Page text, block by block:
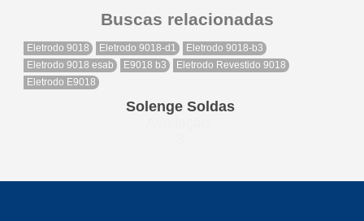
Buscas relacionadas
Eletrodo 9018 Eletrodo 9018-d1
Eletrodo 9018-b3
Eletrodo 9018 esab
E9018 b3
Eletrodo Revestido 9018
Eletrodo E9018
Solenge Soldas